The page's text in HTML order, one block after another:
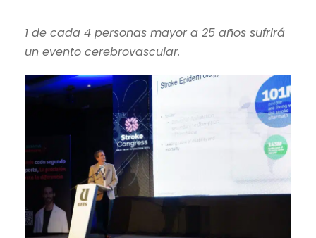
1 de cada 4 personas mayor a 25 años sufrirá
un evento cerebrovascular.